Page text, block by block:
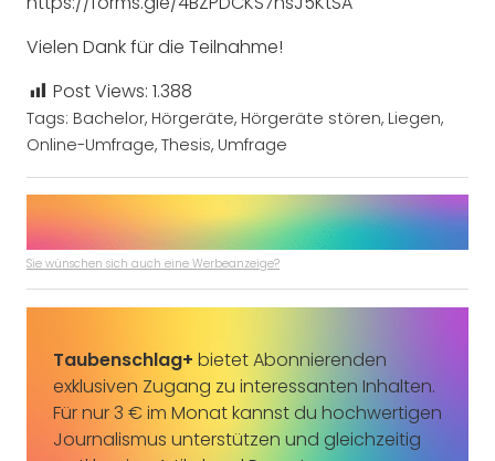
Vielen Dank für die Teilnahme!
Post Views: 1.388
Tags: Bachelor, Hörgeräte, Hörgeräte stören, Liegen,
Online-Umfrage, Thesis, Umfrage
Sie wünschen sich auch eine Werbeanzeige?
Taubenschlag+ bietet Abonnierenden
exklusiven Zugang zu interessanten Inhalten.
Für nur 3 € im Monat kannst du hochwertigen
Journalismus unterstützen und gleichzeitig